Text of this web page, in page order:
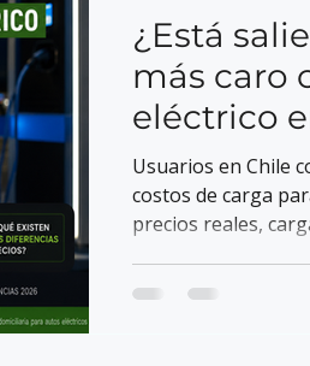
¿Está
más caro
eléctrico
Usuarios en Chile
costos de carga
precios reales,